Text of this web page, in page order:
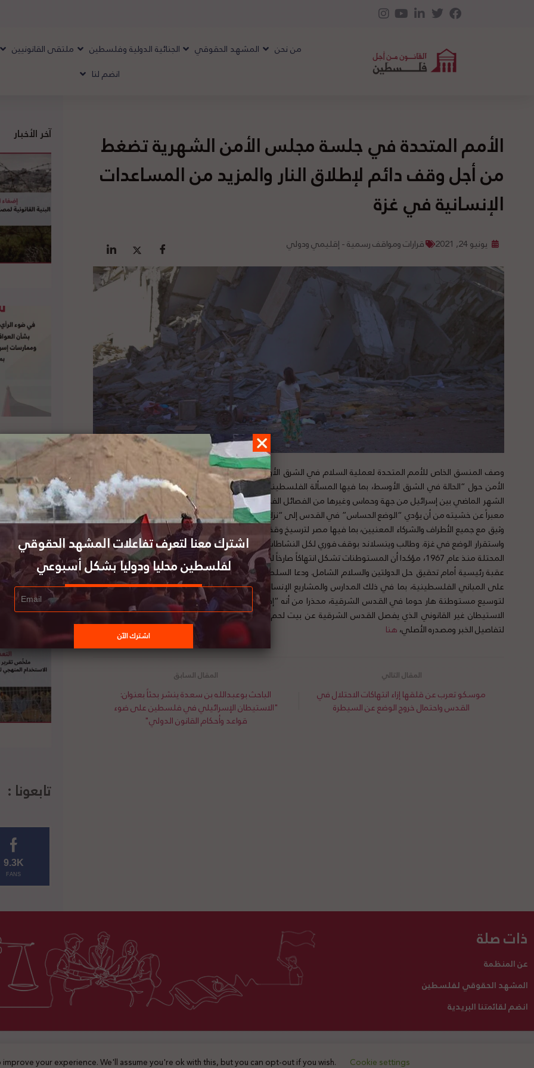
من نحن المشهد الحقوقي الجنائية الدولية وفلسطين ملتقى القانونيين
انضم لنا
الأمم المتحدة في جلسة مجلس الأمن الشهرية تضغط
من أجل وقف دائم لإطلاق النار والمزيد من المساعدات
الإنسانية في غزة
يونيو 24, 2021 قرارات ومواقف رسمية - إقليمي ودولي
وصف المنسق الخاص للأمم المتحدة لعملية السلام في الشرق الأوسط، تور وينسلاند، خلال الجلسة الشهرية لمجلس
الأمن حول “الحالة في الشرق الأوسط، بما فيها المسألة الفلسطينية”، وقف العمليات العدائية الذي جرى التوصل إليه
الشهر الماضي بين إسرائيل من جهة وحماس وغيرها من الفصائل الفلسطينية في غزة من جهة ثانية، بأنه “هش للغاية”،
معبراً عن خشيته من أن يؤدي “الوضع الحساس” في القدس إلى “نزاع مسلح أوسع”. وقال أن الأمم المتحدة تعمل بشكل
وثيق مع جميع الأطراف والشركاء المعنيين، بما فيها مصر لترسيخ وقف النار، والسماح بدخول المساعدات الإنسانية العاجلة
واستقرار الوضع في غزة. وطالب وينسلاند بوقف فوري لكل النشاطات الاستيطانية الإسرائيلية في الأراضي الفلسطينية
المحتلة منذ عام 1967، مؤكدا أن المستوطنات تشكل انتهاكاً صارخاً لقرارات الأمم المتحدة والقانون الدولي، فضلاً عن أنها
عقبة رئيسية أمام تحقيق حل الدولتين والسلام الشامل. ودعا السلطات الإسرائيلية إلى وقف عمليات الهدم والاستيلاء
على المباني الفلسطينية، بما في ذلك المدارس والمشاريع الإنسانية. وأبدى وينسلاند قلقه من الموافقة على خطة
لتوسيع مستوطنة هار حوما في القدس الشرقية، محذرا من أنه “إذا نفذت، فإن هذه الخطة من شأنها تعزيز استمرارية
الاستيطان غير القانوني الذي يفصل القدس الشرقية عن بيت لحم والفلسطينيين الآخرين في جنوب الضفة الغربية”.
لتفاصيل الخبر ومصدره الأصلي،هنا
الباحث بوعبدالله بن سعدة ينشر بحثاً بعنوان:
"الاستيطان الإسرائيلي في فلسطين على ضوء
قواعد وأحكام القانون الدولي"
موسكو تعرب عن قلقها إزاء انتهاكات الاحتلال في
القدس واحتمال خروج الوضع عن السيطرة
آخر الأخبار
تابعونا :
9.3K
FANS
ذات صلة
عن المنظمة
المشهد الحقوقي لفلسطين
انضم لقائمتنا البريدية
اتصل بنا تبرع لنا 2025 © جميع الحقوق محفوظة
your experience. We'll assume you're ok with this, but you can opt-out if you wish. Cookie settings
اشترك معنا لتعرف تفاعلات المشهد الحقوقي
لفلسطين محليا ودوليا بشكل أسبوعي